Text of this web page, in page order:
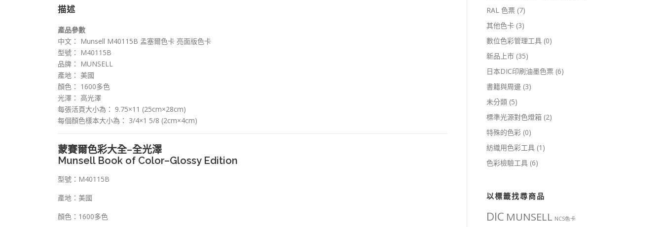
描述
產品參數
中文： Munsell M40115B 孟塞爾色卡 亮面版色卡
型號： M40115B
品牌： MUNSELL
產地： 美國
顏色： 1600多色
光澤： 高光澤
每張活頁大小為： 9.75×11 (25cm×28cm)
每個顏色樣本大小為： 3/4×1 5/8 (2cm×4cm)
蒙賽爾色彩大全–全光澤
Munsell Book of Color–Glossy Edition
型號：M40115B
產地：美國
顏色：1600多色
RAL 色票 (7)
其他色卡 (3)
數位色彩管理工具 (0)
新品上市 (35)
日本DIC印刷油墨色票 (6)
書籍與周邊 (3)
未分類 (5)
標準光源對色燈箱 (2)
特殊的色彩 (0)
紡織用色彩工具 (1)
色彩檢驗工具 (6)
以標籤找尋商品
DIC MUNSELL NCS色卡